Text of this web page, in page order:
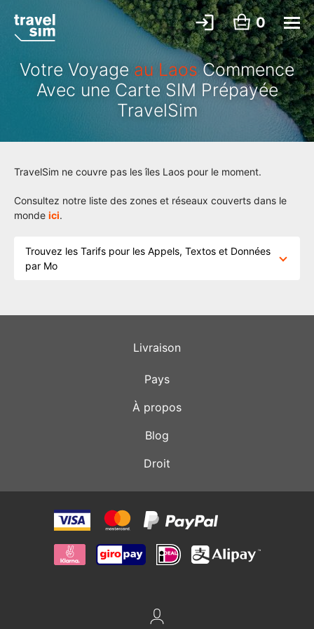
0
Votre Voyage au LaosCommence
Avec une Carte SIM Prépayée
TravelSim
TravelSim ne couvre pas les îles Laos pour le moment.
Consultez notre liste des zones et réseaux couverts dans le
monde ici.
Trouvez les Tarifs pour les Appels, Textos et Données
par Mo
Livraison
Pays
À propos
Blog
Droit